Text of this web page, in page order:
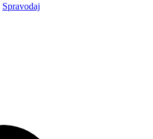
Spravodaj